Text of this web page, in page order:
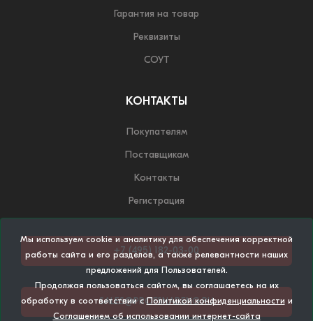
Мы используем cookie и аналитику для обеспечения корректной
работы сайта и его разделов, а также релевантности наших
предложений для Пользователей.
Продолжая пользоваться сайтом, вы соглашаетесь на их
обработку в соответствии сПолитикой конфиденциальности и
Соглашением об использовании интернет-сайта
Гарантия на товар
Реквизиты
СОУТ
КОНТАКТЫ
Покупателям
Поставщикам
Контакты
Регистрация
+7 (495) 182-03-00
SALES@PROFSNABENG.RU